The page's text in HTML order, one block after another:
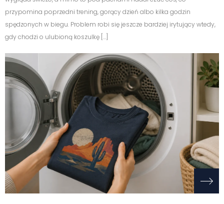
przypomina poprzedni trening, gorący dzień albo kilka godzin
spędzonych w biegu. Problem robi się jeszcze bardziej irytujący wtedy,
gdy chodzi o ulubioną koszulkę […]